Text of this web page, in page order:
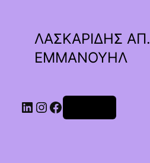
ΛΑΣΚΑΡΙΔΗΣ ΑΠ.
ΕΜΜΑΝΟΥΗΛ
Linkedin
Instagram
Facebook